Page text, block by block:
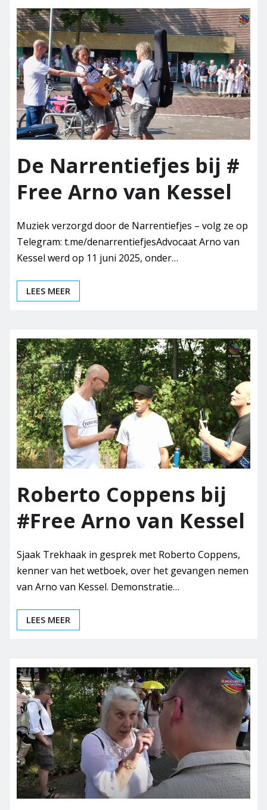
De Narrentiefjes bij #
Free Arno van Kessel
Muziek verzorgd door de Narrentiefjes – volg ze op
Telegram: t.me/denarrentiefjesAdvocaat Arno van
Kessel werd op 11 juni 2025, onder…
LEES MEER
Roberto Coppens bij
#Free Arno van Kessel
Sjaak Trekhaak in gesprek met Roberto Coppens,
kenner van het wetboek, over het gevangen nemen
van Arno van Kessel. Demonstratie…
LEES MEER